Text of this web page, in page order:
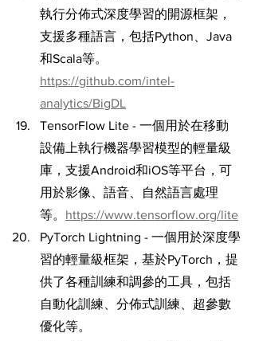
執行分佈式深度學習的開源框架，
支援多種語言，包括Python、Java
和Scala等。
https://github.com/intel-
analytics/BigDL
TensorFlow Lite - 一個用於在移動
設備上執行機器學習模型的輕量級
庫，支援Android和iOS等平台，可
用於影像、語音、自然語言處理
等。 https://www.tensorflow.org/lite
PyTorch Lightning - 一個用於深度學
習的輕量級框架，基於PyTorch，提
供了各種訓練和調參的工具，包括
自動化訓練、分佈式訓練、超參數
優化等。